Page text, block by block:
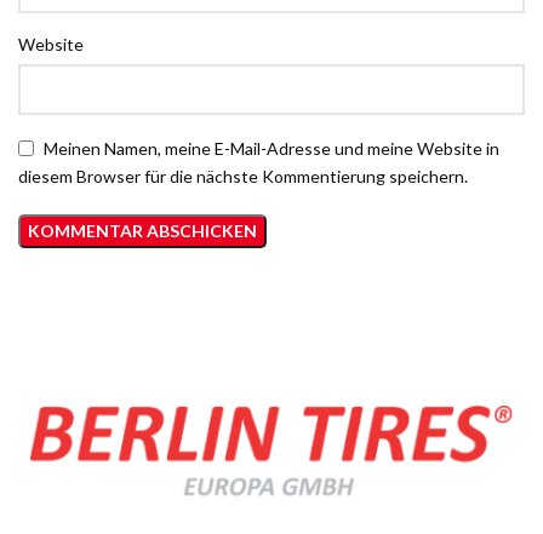
Website
Meinen Namen, meine E-Mail-Adresse und meine Website in
diesem Browser für die nächste Kommentierung speichern.